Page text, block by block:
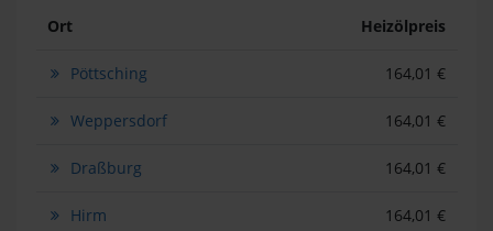
Ort Heizölpreis
Pöttsching 164,01 €
Weppersdorf 164,01 €
Draßburg 164,01 €
Hirm 164,01 €